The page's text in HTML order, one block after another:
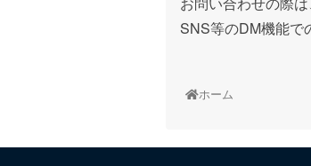
SNS等のDM機能で
ホーム